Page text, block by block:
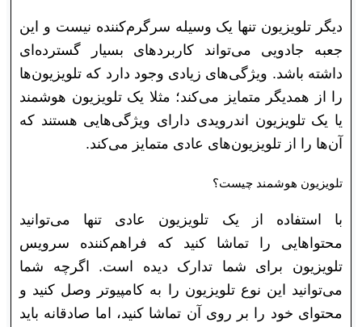
دیگر تلویزیون تنها یک وسیله سرگرم‌کننده نیست و این
جعبه جادویی می‌تواند کاربرد‌های بسیار گسترده‌ای
داشته باشد. ویژگی‌های زیادی وجود دارد که تلویزیون‌ها
را از همدیگر متمایز می‌کند؛ مثلا یک تلویزیون هوشمند
یا یک تلویزیون اندرویدی دارای ویژگی‌هایی هستند که
آن‌ها را از تلویزیون‌های عادی متمایز می‌کند.
تلویزیون هوشمند چیست؟
با استفاده از یک تلویزیون عادی تنها می‌توانید
محتوا‌هایی را تماشا کنید که فراهم‌کننده سرویس
تلویزیون برای شما تدارک دیده است. اگرچه شما
می‌توانید این نوع تلویزیون را به کامپیوتر وصل کنید و
محتوای خود را بر روی آن تماشا کنید، اما صادقانه باید